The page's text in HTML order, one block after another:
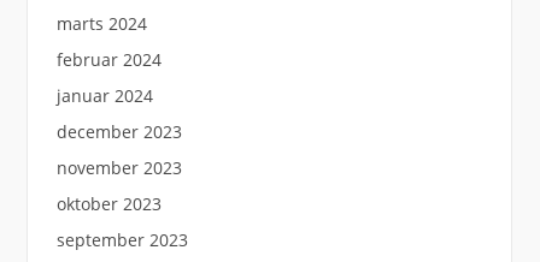
marts 2024
februar 2024
januar 2024
december 2023
november 2023
oktober 2023
september 2023